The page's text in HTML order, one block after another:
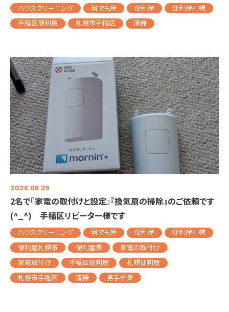
ハウスクリーニング 何でも屋 便利屋
便利屋札幌
手稲区便利屋
札幌市手稲区 清掃
2026.06.26
2名で『家電の取付けと設定』『換気扇の掃除』のご依頼です
(^_^) 手稲区リピーター様です
ハウスクリーニング 何でも屋 便利屋
便利屋札幌
便利屋札幌市
便利屋業
家電の取付け
家電取付け
手稲区便利屋
札幌便利屋
札幌市手稲区
清掃 男手作業